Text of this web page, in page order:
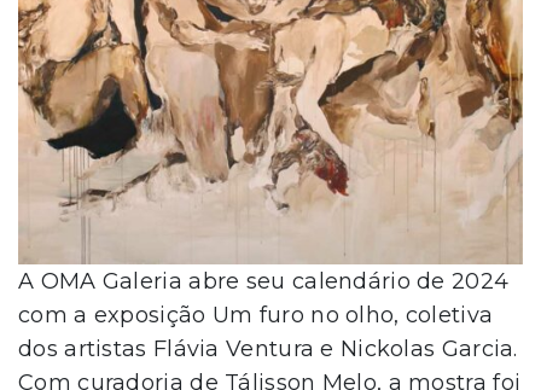
A OMA Galeria abre seu calendário de 2024
com a exposição Um furo no olho, coletiva
dos artistas Flávia Ventura e Nickolas Garcia.
Com curadoria de Tálisson Melo, a mostra foi